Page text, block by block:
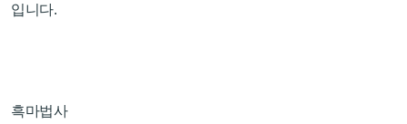
입니다.
흑마법사